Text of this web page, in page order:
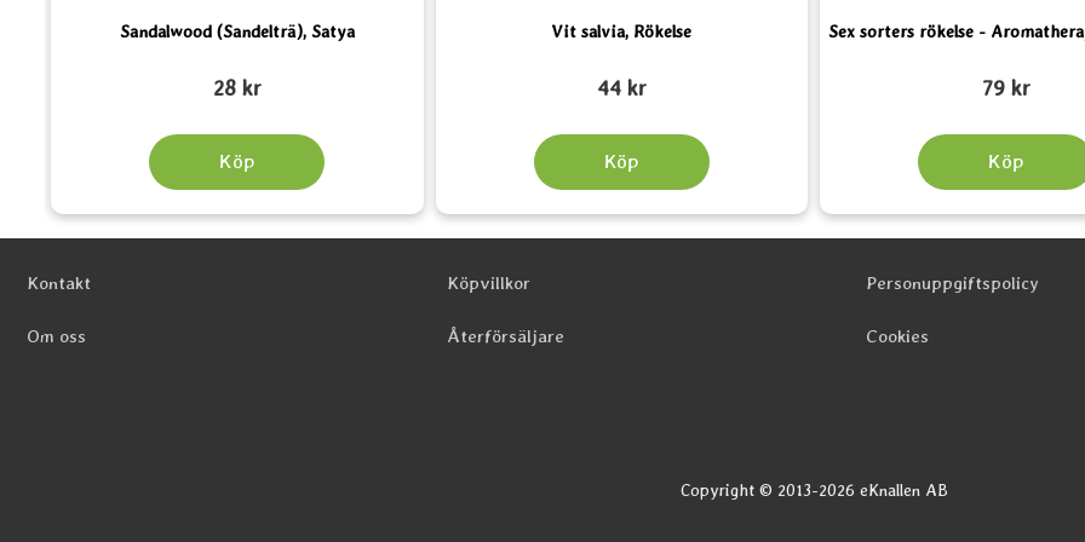
Sandalwood (Sandelträ), Satya
28 kr
Köp
Vit salvia, Rökelse
44 kr
Köp
Sex sorters rökelse -
79 kr
Köp
Sidfot Blandad info och länkar
Kontakt
Om oss
Köpvillkor
Återförsäljare
Personuppgiftspolicy
Cookies
Copyright © 2013-2026 eKnallen AB